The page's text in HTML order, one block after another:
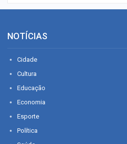
NOTÍCIAS
Cidade
Cultura
Educação
Economia
Esporte
Política